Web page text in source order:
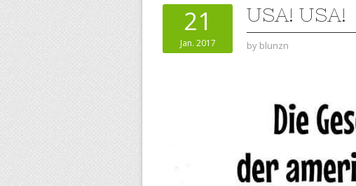
21
Jan. 2017
USA! USA!
by blunzn